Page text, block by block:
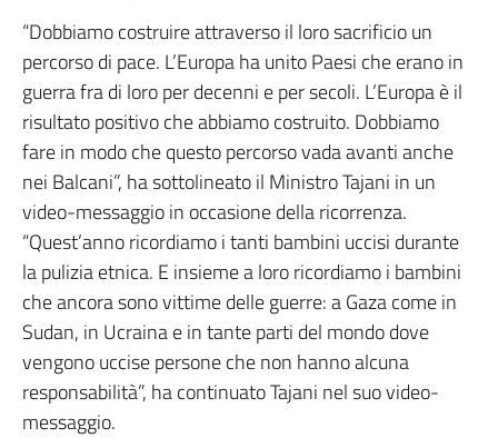
“Dobbiamo costruire attraverso il loro sacrificio un
percorso di pace. L’Europa ha unito Paesi che erano in
guerra fra di loro per decenni e per secoli. L’Europa è il
risultato positivo che abbiamo costruito. Dobbiamo
fare in modo che questo percorso vada avanti anche
nei Balcani”, ha sottolineato il Ministro Tajani in un
video-messaggio in occasione della ricorrenza.
“Quest’anno ricordiamo i tanti bambini uccisi durante
la pulizia etnica. E insieme a loro ricordiamo i bambini
che ancora sono vittime delle guerre: a Gaza come in
Sudan, in Ucraina e in tante parti del mondo dove
vengono uccise persone che non hanno alcuna
responsabilità”, ha continuato Tajani nel suo video-
messaggio.